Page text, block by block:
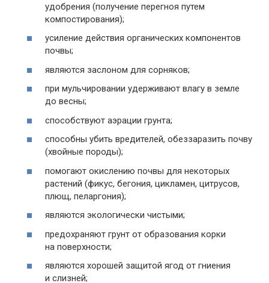
удобрения (получение перегноя путем
компостирования);
усиление действия органических компонентов
почвы;
являются заслоном для сорняков;
при мульчировании удерживают влагу в земле
до весны;
способствуют аэрации грунта;
способны убить вредителей, обеззаразить почву
(хвойные породы);
помогают окислению почвы для некоторых
растений (фикус, бегония, цикламен, цитрусов,
плющ, пеларгония);
являются экологически чистыми;
предохраняют грунт от образования корки
на поверхности;
являются хорошей защитой ягод от гниения
и слизней;